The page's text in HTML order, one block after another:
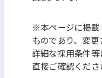
※本ページに掲載
ものであり、変更
詳細な採用条件
直接ご確認くださ